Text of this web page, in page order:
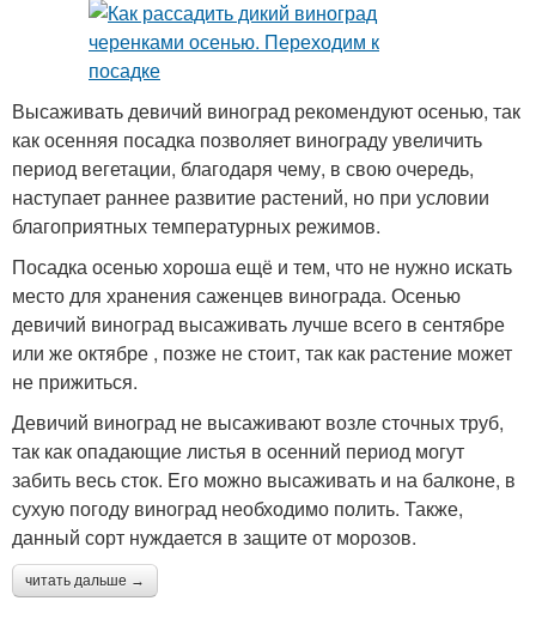
Высаживать девичий виноград рекомендуют осенью, так
как осенняя посадка позволяет винограду увеличить
период вегетации, благодаря чему, в свою очередь,
наступает раннее развитие растений, но при условии
благоприятных температурных режимов.
Посадка осенью хороша ещё и тем, что не нужно искать
место для хранения саженцев винограда. Осенью
девичий виноград высаживать лучше всего в сентябре
или же октябре , позже не стоит, так как растение может
не прижиться.
Девичий виноград не высаживают возле сточных труб,
так как опадающие листья в осенний период могут
забить весь сток. Его можно высаживать и на балконе, в
сухую погоду виноград необходимо полить. Также,
данный сорт нуждается в защите от морозов.
читать дальше →